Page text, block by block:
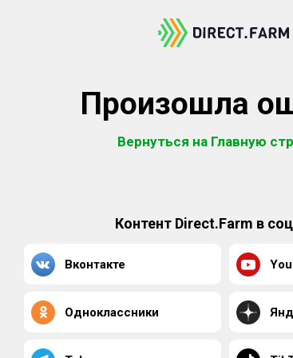
Произошла
Вернуться на Главную
Контент Direct.Farm в
Вконтакте
Одноклассники